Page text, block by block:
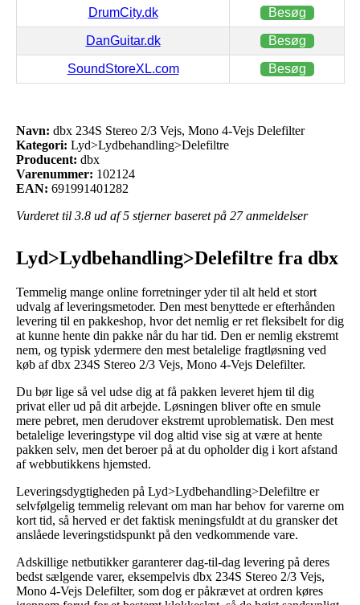
DrumCity.dk Besøg
DanGuitar.dk Besøg
SoundStoreXL.com Besøg
Navn: dbx 234S Stereo 2/3 Vejs, Mono 4-Vejs Delefilter
Kategori: Lyd>Lydbehandling>Delefiltre
Producent: dbx
Varenummer: 102124
EAN: 691991401282
Vurderet til 3.8 ud af 5 stjerner baseret på 27anmeldelser
Lyd>Lydbehandling>Delefiltre fra dbx
Temmelig mange online forretninger yder til alt held et stort
udvalg af leveringsmetoder. Den mest benyttede er efterhånden
levering til en pakkeshop, hvor det nemlig er ret fleksibelt for dig
at kunne hente din pakke når du har tid. Den er nemlig ekstremt
nem, og typisk ydermere den mest betalelige fragtløsning ved
køb af dbx 234S Stereo 2/3 Vejs, Mono 4-Vejs Delefilter.
Du bør lige så vel udse dig at få pakken leveret hjem til dig
privat eller ud på dit arbejde. Løsningen bliver ofte en smule
mere pebret, men derudover ekstremt uproblematisk. Den mest
betalelige leveringstype vil dog altid vise sig at være at hente
pakken selv, men det beroer på at du opholder dig i kort afstand
af webbutikkens hjemsted.
Leveringsdygtigheden på Lyd>Lydbehandling>Delefiltre er
selvfølgelig temmelig relevant om man har behov for varerne om
kort tid, så herved er det faktisk meningsfuldt at du gransker det
anslåede leveringstidspunkt på den vedkommende vare.
Adskillige netbutikker garanterer dag-til-dag levering på deres
bedst sælgende varer, eksempelvis dbx 234S Stereo 2/3 Vejs,
Mono 4-Vejs Delefilter, som dog er påkrævet at ordren køres